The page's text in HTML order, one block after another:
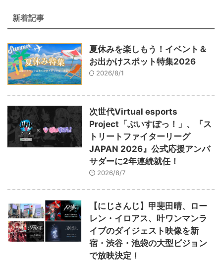
新着記事
夏休みを楽しもう！イベント＆
お出かけスポット特集2026
2026/8/1
次世代Virtual esports
Project「ぶいすぽっ！」、『ス
トリートファイターリーグ
JAPAN 2026』公式応援アンバ
サダーに2年連続就任！
2026/8/7
【にじさんじ】甲斐田晴、ロー
レン・イロアス、叶ワンマンラ
イブのダイジェスト映像を新
宿・渋谷・池袋の大型ビジョン
で放映決定！